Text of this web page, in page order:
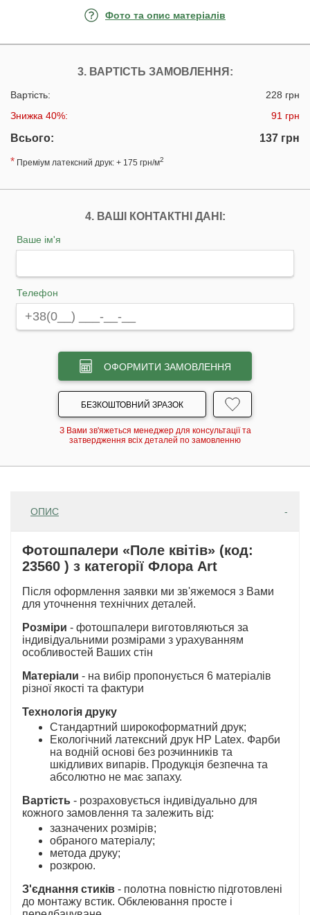
Фото та опис матеріалів
3. ВАРТІСТЬ ЗАМОВЛЕННЯ:
Вартість:
228 грн
Знижка 40%:
91 грн
Всього:
137 грн
* Преміум латексний друк: + 175 грн/м2
4. ВАШІ КОНТАКТНІ ДАНІ:
Ваше ім'я
Телефон
ОФОРМИТИ ЗАМОВЛЕННЯ
БЕЗКОШТОВНИЙ ЗРАЗОК
З Вами зв'яжеться менеджер для консультації та
затвердження всіх деталей по замовленню
ОПИС
Фотошпалери «Поле квітів» (код:
23560 ) з категорії Флора Art
Після оформлення заявки ми зв'яжемося з Вами
для уточнення технічних деталей.
Розміри - фотошпалери виготовляються за
індивідуальними розмірами з урахуванням
особливостей Ваших стін
Матеріали - на вибір пропонується 6 матеріалів
різної якості та фактури
Технологія друку
Стандартний широкоформатний друк;
Екологічний латексний друк HP Latex. Фарби
на водній основі без розчинників та
шкідливих випарів. Продукція безпечна та
абсолютно не має запаху.
Вартість - розраховується індивідуально для
кожного замовлення та залежить від:
зазначених розмірів;
обраного матеріалу;
метода друку;
розкрою.
З'єднання стиків - полотна повністю підготовлені
до монтажу встик. Обклеювання просте і